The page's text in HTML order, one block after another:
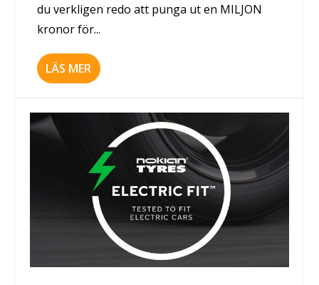
du verkligen redo att punga ut en MILJON
kronor för...
LÄS MER